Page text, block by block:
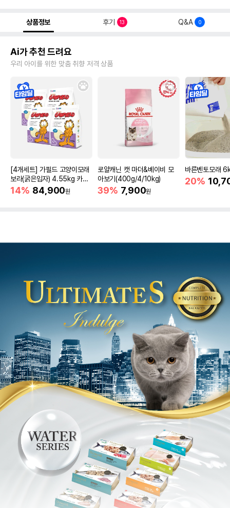
상품정보 후기 13 Q&A 0
Ai가 추천 드려요
우리 아이를 위한 맞춤 취향 저격 상품
[4개세트] 가필드 고양이모래
보라(굵은입자) 4.55kg 카사
바모래
14% 84,900원
로얄캐닌 캣 마더&베이비 모
아보기(400g/4/10kg)
39% 7,900원
바른벤토모래
20%